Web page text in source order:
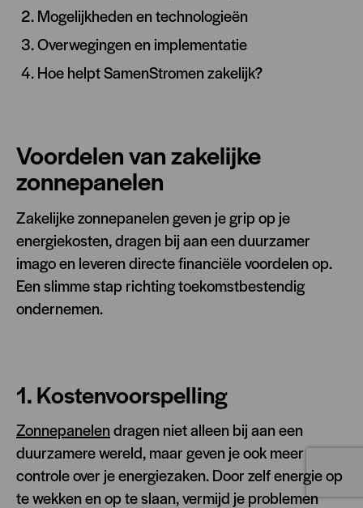
Mogelijkheden en technologieën
Overwegingen en implementatie
Hoe helpt SamenStromen zakelijk?
Voordelen van zakelijke
zonnepanelen
Zakelijke zonnepanelen geven je grip op je
energiekosten, dragen bij aan een duurzamer
imago en leveren directe financiële voordelen op.
Een slimme stap richting toekomstbestendig
ondernemen.
1. Kostenvoorspelling
Zonnepanelendragen niet alleen bij aan een
duurzamere wereld, maar geven je ook meer
controle over je energiezaken. Door zelf energie op
te wekken en op te slaan, vermijd je problemen